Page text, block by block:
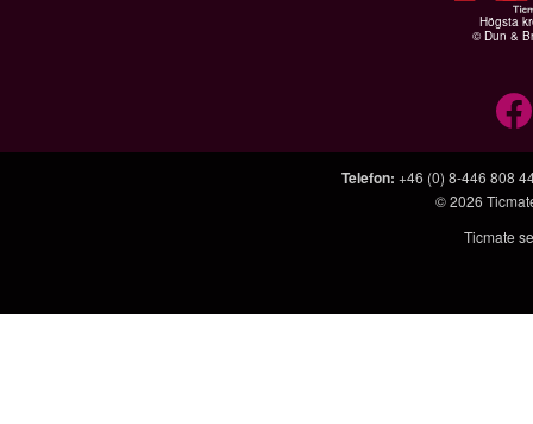
Högsta
© Dun &
Telefon: +46 (0) 8-446 808
© 2026
Ticmate